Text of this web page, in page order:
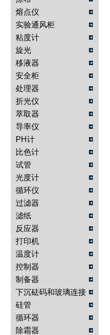
熔点仪
实验通风柜
粘度计
旋光
移液器
安全柜
处理器
折光仪
萃取器
导率仪
PH计
比色计
试管
光度计
循环仪
过滤器
滤纸
反应器
打印机
温度计
控制器
制备器
下沉砝码和玻璃连接
物
硅管
循环器
除霜器